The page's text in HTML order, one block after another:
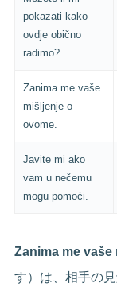
pokazati kako
ovdje obično
radimo?
Zanima me vaše
mišljenje o
ovome.
Javite mi ako
vam u nečemu
mogu pomoći.
Zanima me vaše
す）は、相手の